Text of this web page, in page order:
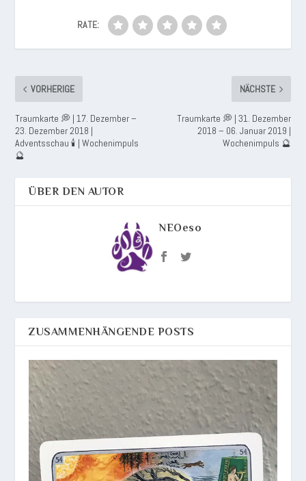
RATE:
VORHERIGE
Traumkarte 💭 | 17. Dezember –
23. Dezember 2018 |
Adventsschau 🕯 | Wochenimpuls
🔮
NÄCHSTE
Traumkarte 💭 | 31. Dezember
2018 – 06. Januar 2019 |
Wochenimpuls 🔮
ÜBER DEN AUTOR
NEOeso
ZUSAMMENHÄNGENDE POSTS